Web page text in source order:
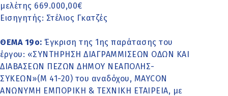
μελέτης 669.000,00€
Εισηγητής: Στέλιος Γκατζές
ΘΕΜΑ 19o: Έγκριση της 1ης παράτασης του
έργου: «ΣΥΝΤΗΡΗΣΗ ΔΙΑΓΡΑΜΜΙΣΕΩΝ ΟΔΩΝ ΚΑΙ
ΔΙΑΒΑΣΕΩΝ ΠΕΖΩΝ ΔΗΜΟΥ ΝΕΑΠΟΛΗΣ-
ΣΥΚΕΩΝ»(Μ 41-20) του αναδόχου, MAYCON
ΑΝΩΝΥΜΗ ΕΜΠΟΡΙΚΗ & ΤΕΧΝΙΚΗ ΕΤΑΙΡΕΙΑ, με